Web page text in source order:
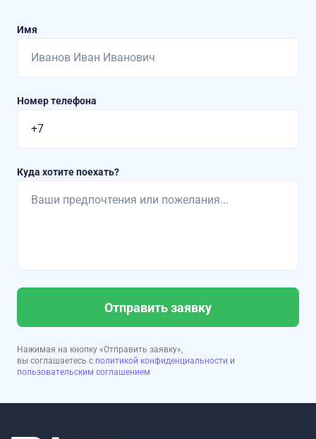
Имя
Номер телефона
Куда хотите поехать?
Отправить заявку
Нажимая на кнопку «Отправить заявку»,
вы соглашаетесь с политикой конфиденциальности и
пользовательским соглашением